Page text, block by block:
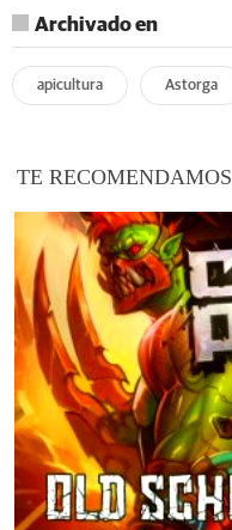
Archivado en
apicultura Astorga
TE RECOMENDAMOS